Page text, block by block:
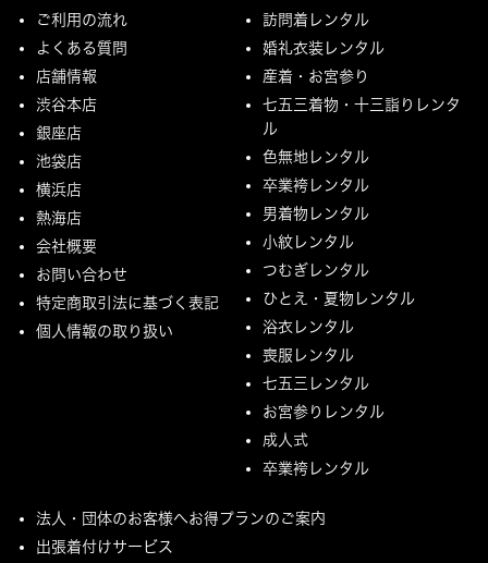
ご利用の流れ
よくある質問
店舗情報
渋谷本店
銀座店
池袋店
横浜店
熱海店
会社概要
お問い合わせ
特定商取引法に基づく表記
個人情報の取り扱い
訪問着レンタル
婚礼衣装レンタル
産着・お宮参り
七五三着物・十三詣りレンタ
ル
色無地レンタル
卒業袴レンタル
男着物レンタル
小紋レンタル
つむぎレンタル
ひとえ・夏物レンタル
浴衣レンタル
喪服レンタル
七五三レンタル
お宮参りレンタル
成人式
卒業袴レンタル
法人・団体のお客様へお得プランのご案内
出張着付けサービス